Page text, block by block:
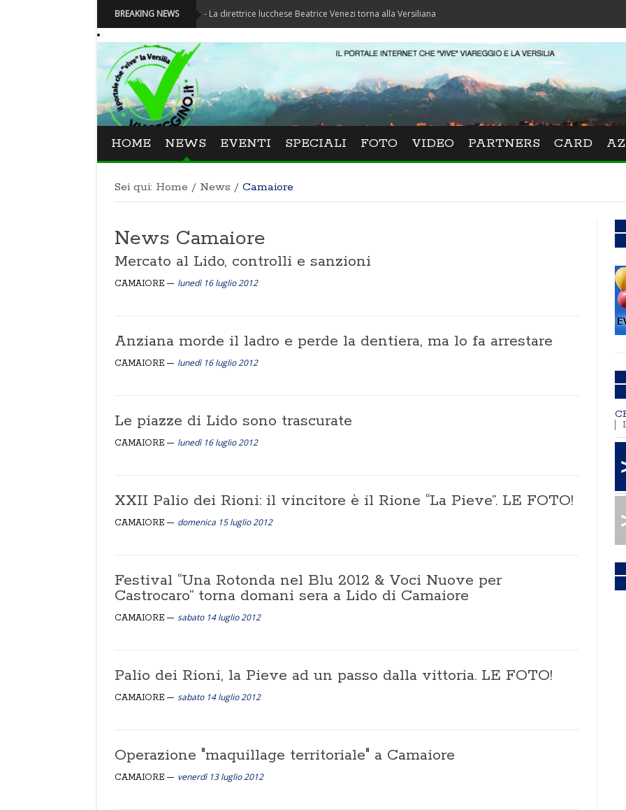
BREAKING NEWS
Festival La Versiliana - La direttrice lucchese Beatrice Venezi torna alla Versiliana
HOME NEWS EVENTI SPECIALI FOTO VIDEO PARTNERS CARD
Sei qui: Home / News / Camaiore
News Camaiore
Mercato al Lido, controlli e sanzioni
CAMAIORE lunedì 16 luglio 2012
Anziana morde il ladro e perde la dentiera, ma lo fa arrestare
CAMAIORE lunedì 16 luglio 2012
Le piazze di Lido sono trascurate
CAMAIORE lunedì 16 luglio 2012
XXII Palio dei Rioni: il vincitore è il Rione “La Pieve”. LE FOTO!
CAMAIORE domenica 15 luglio 2012
Festival “Una Rotonda nel Blu 2012 & Voci Nuove per
Castrocaro” torna domani sera a Lido di Camaiore
CAMAIORE sabato 14 luglio 2012
Palio dei Rioni, la Pieve ad un passo dalla vittoria. LE FOTO!
CAMAIORE sabato 14 luglio 2012
Operazione "maquillage territoriale" a Camaiore
CAMAIORE venerdì 13 luglio 2012